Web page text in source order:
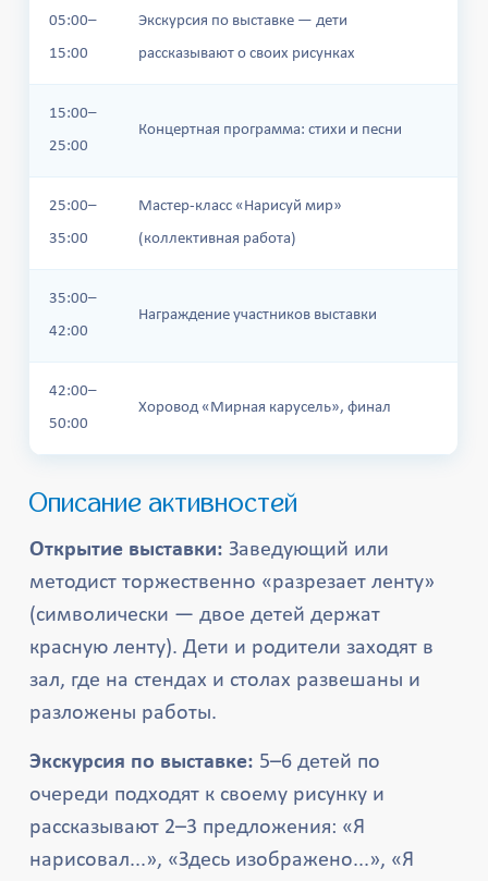
05:00–
15:00
Экскурсия по выставке — дети
рассказывают о своих рисунках
15:00–
25:00
Концертная программа: стихи и песни
25:00–
35:00
Мастер-класс «Нарисуй мир»
(коллективная работа)
35:00–
42:00
Награждение участников выставки
42:00–
50:00
Хоровод «Мирная карусель», финал
Описание активностей
Открытие выставки: Заведующий или
методист торжественно «разрезает ленту»
(символически — двое детей держат
красную ленту). Дети и родители заходят в
зал, где на стендах и столах развешаны и
разложены работы.
Экскурсия по выставке: 5–6 детей по
очереди подходят к своему рисунку и
рассказывают 2–3 предложения: «Я
нарисовал...», «Здесь изображено...», «Я